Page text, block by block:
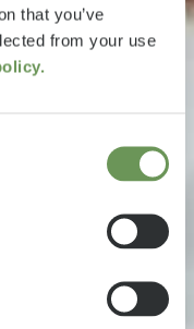
that you’ve
from your use